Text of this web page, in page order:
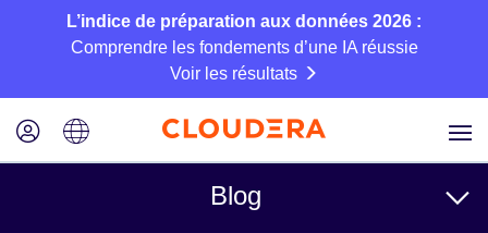
L’indice de préparation aux données 2026 :
Comprendre les fondements d’une IA réussie
Voir les résultats
Blog